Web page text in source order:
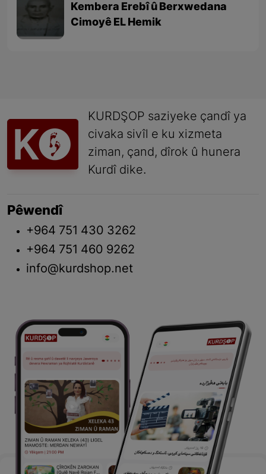
Kembera Erebî û Berxwedana
Cimoyê EL Hemik
KURDŞOP saziyeke çandî ya
civaka sivîl e ku xizmeta
ziman, çand, dîrok û hunera
Kurdî dike.
Pêwendî
+964 751 430 3262
+964 751 460 9262
info@kurdshop.net